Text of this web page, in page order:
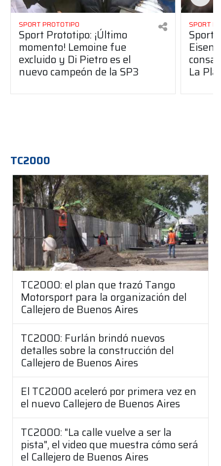
SPORT PROTOTIPO
Sport Prototipo: ¡Último
momento! Lemoine fue
excluido y Di Pietro es el
nuevo campeón de la SP3
SPORT
Sport
La
TC2000
TC2000: el plan que trazó Tango
Motorsport para la organización del
Callejero de Buenos Aires
TC2000: Furlán brindó nuevos
detalles sobre la construcción del
Callejero de Buenos Aires
El TC2000 aceleró por primera vez en
el nuevo Callejero de Buenos Aires
TC2000: "La calle vuelve a ser la
pista", el video que muestra cómo será
el Callejero de Buenos Aires